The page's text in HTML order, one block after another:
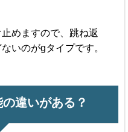
めますので、跳ね返
いのがgタイプです。
違いがある？